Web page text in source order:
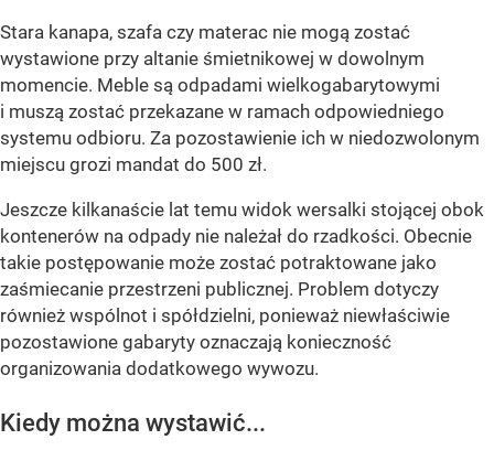
Stara kanapa, szafa czy materac nie mogą zostać
wystawione przy altanie śmietnikowej w dowolnym
momencie. Meble są odpadami wielkogabarytowymi
i muszą zostać przekazane w ramach odpowiedniego
systemu odbioru. Za pozostawienie ich w niedozwolonym
miejscu grozi mandat do 500 zł.
Jeszcze kilkanaście lat temu widok wersalki stojącej obok
kontenerów na odpady nie należał do rzadkości. Obecnie
takie postępowanie może zostać potraktowane jako
zaśmiecanie przestrzeni publicznej. Problem dotyczy
również wspólnot i spółdzielni, ponieważ niewłaściwie
pozostawione gabaryty oznaczają konieczność
organizowania dodatkowego wywozu.
Kiedy można wystawić...